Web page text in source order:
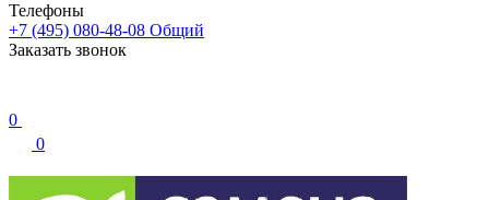
Телефоны
+7 (495) 080-48-08 Общий
Заказать звонок
0
0